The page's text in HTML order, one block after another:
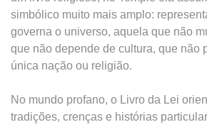
simbólico muito mais amplo:
governa o universo, aquela que não
que não depende de cultura, que não
única nação ou religião.
No mundo profano, o Livro da Lei
tradições, crenças e histórias